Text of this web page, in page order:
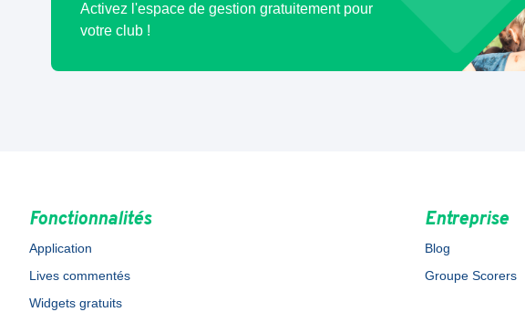
Activez l'espace de gestion gratuitement pour
votre club !
Fonctionnalités
Application
Lives commentés
Widgets gratuits
Entreprise
Blog
Groupe Scorers